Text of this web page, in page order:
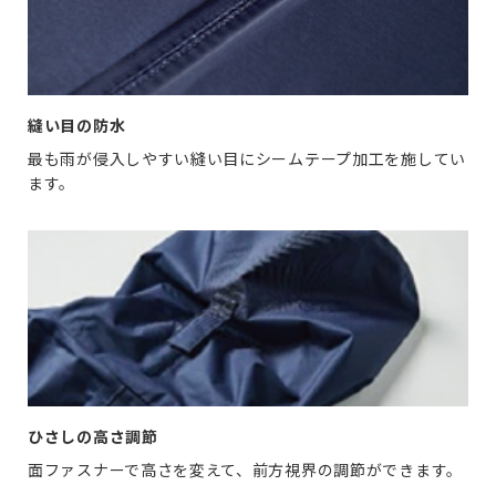
縫い目の防水
最も雨が侵入しやすい縫い目にシームテープ加工を施してい
ます。
ひさしの高さ調節
面ファスナーで高さを変えて、前方視界の調節ができます。